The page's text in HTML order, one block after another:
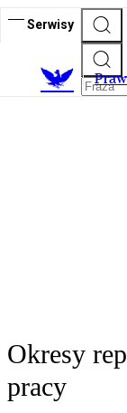
Serwisy
Okresy
pracy